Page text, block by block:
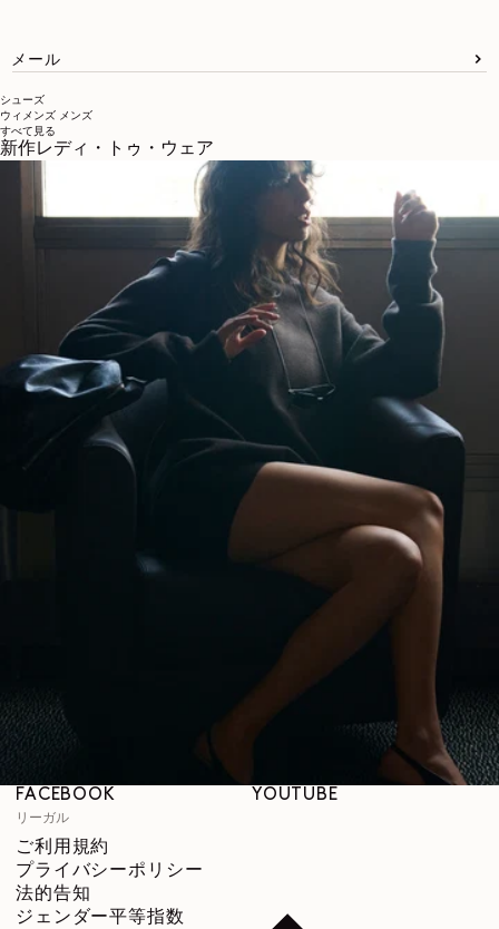
シューズ
ウィメンズ メンズ
すべて見る
新作レディ・トゥ・ウェア
メール
発送と配送について
ソーシャル
INSTAGRAM
RED
FACEBOOK
YOUTUBE
リーガル
ご利用規約
プライバシーポリシー
法的告知
ジェンダー平等指数